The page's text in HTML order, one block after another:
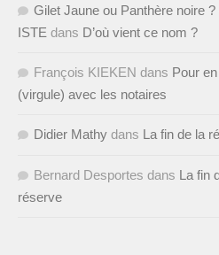
Gilet Jaune ou Panthère noire
ISTE dans D’où vient ce nom ?
François KIEKEN dans Pour
(virgule) avec les notaires
Didier Mathy dans La fin de la
Bernard Desportes dans La fin
réserve